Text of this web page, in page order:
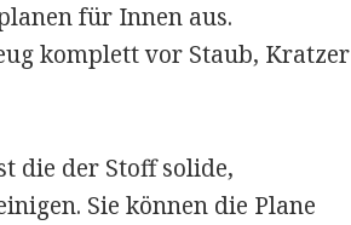
für Innen aus.
komplett vor Staub, Kratzer
die der Stoff solide,
Sie können die Plane